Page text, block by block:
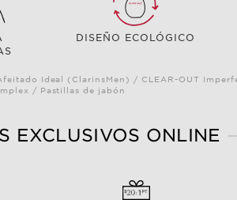
DISEÑO ECOLÓGICO
Ideal (ClarinsMen) / CLEAR-OUT
/ Pastillas de jabón
EXCLUSIVOS ONLINE